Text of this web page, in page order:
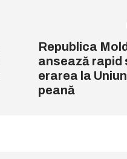
Republica
ansează rapid
erarea la
peană